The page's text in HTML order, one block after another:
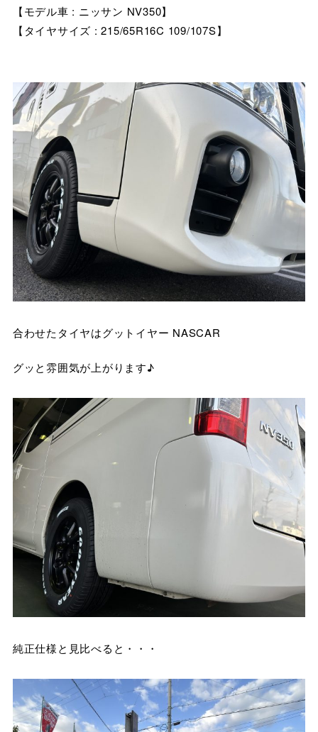
【モデル車 : ニッサン NV350】
【タイヤサイズ : 215/65R16C 109/107S】
合わせたタイヤはグットイヤー NASCAR
グッと雰囲気が上がります♪
純正仕様と見比べると・・・